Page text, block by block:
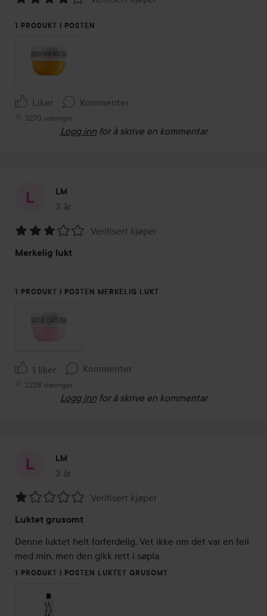
4
1 PRODUKT I POSTEN
Liker Kommenter
3270 visninger
Logg inn for å skrive en kommentar
LM
3 år
Innlegget ble opprettet 3 år
3
5
Verifisert kjøper
Merkelig lukt
1 PRODUKT I POSTEN MERKELIG LUKT
1 liker Kommenter
2228 visninger
Logg inn for å skrive en kommentar
LM
3 år
Innlegget ble opprettet 3 år
1
av
5
Verifisert kjøper
Luktet grusomt
Denne luktet helt forferdelig. Vet ikke om det var en feil
med min, men den gikk rett i søpla
1 PRODUKT I POSTEN LUKTET GRUSOMT